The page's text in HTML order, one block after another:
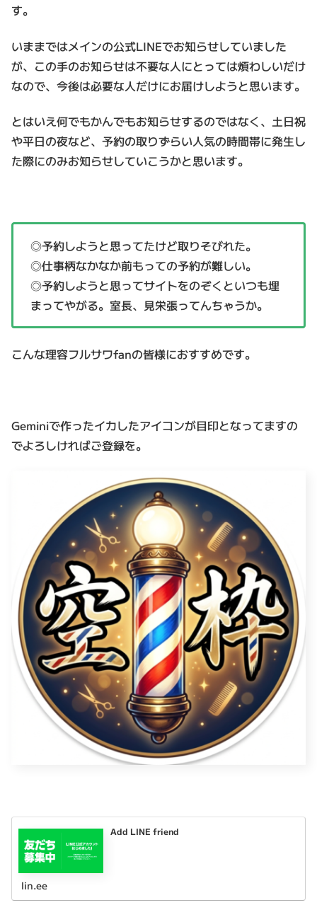
す。
いままではメインの公式LINEでお知らせしていました
が、この手のお知らせは不要な人にとっては煩わしいだけ
なので、今後は必要な人だけにお届けしようと思います。
とはいえ何でもかんでもお知らせするのではなく、土日祝
や平日の夜など、予約の取りずらい人気の時間帯に発生し
た際にのみお知らせしていこうかと思います。
◎予約しようと思ってたけど取りそびれた。
◎仕事柄なかなか前もっての予約が難しい。
◎予約しようと思ってサイトをのぞくといつも埋
まってやがる。室長、見栄張ってんちゃうか。
こんな理容フルサワfanの皆様におすすめです。
Geminiで作ったイカしたアイコンが目印となってますの
でよろしければご登録を。
Add LINE friend
lin.ee